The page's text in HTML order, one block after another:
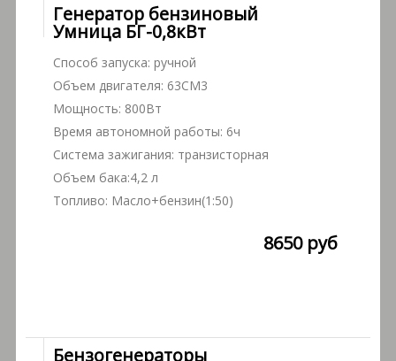
Генератор бензиновый
Умница БГ-0,8кВт
Способ запуска: ручной
Объем двигателя: 63СМ3
Мощность: 800Вт
Время автономной работы: 6ч
Система зажигания: транзисторная
Объем бака:4,2 л
Топливо: Масло+бензин(1:50)
8650 руб
Бензогенераторы